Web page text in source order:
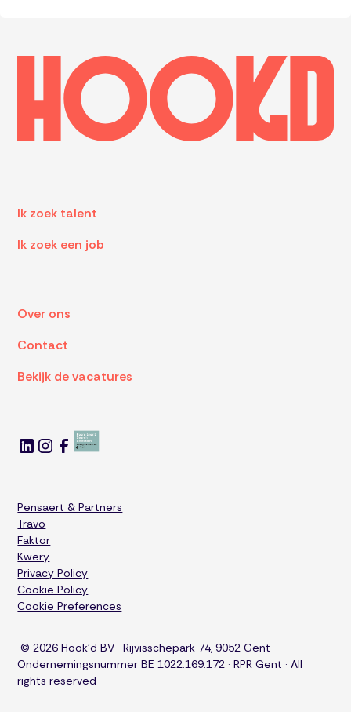
Ik zoek talent
Ik zoek een job
Over ons
Contact
Bekijk de vacatures
© 2026 Hook'd BV · Rijvisschepark 74, 9052 Gent ·
Ondernemingsnummer BE 1022.169.172 · RPR Gent · All
rights reserved
Pensaert & Partners
Travo
Faktor
Kwery
Privacy Policy
Cookie Policy
Cookie Preferences